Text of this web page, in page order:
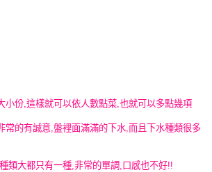
小份,這樣就可以依人數點菜,也就可以多點幾項
常的有誠意,盤裡面滿滿的下水,而且下水種類很多
類大都只有一種,非常的單調,口感也不好!!